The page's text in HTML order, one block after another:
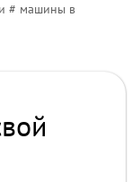
# машины в